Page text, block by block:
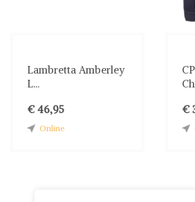
Lambretta Amberley
L...
€ 46,95
Online
€